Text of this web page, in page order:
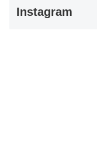
Instagram